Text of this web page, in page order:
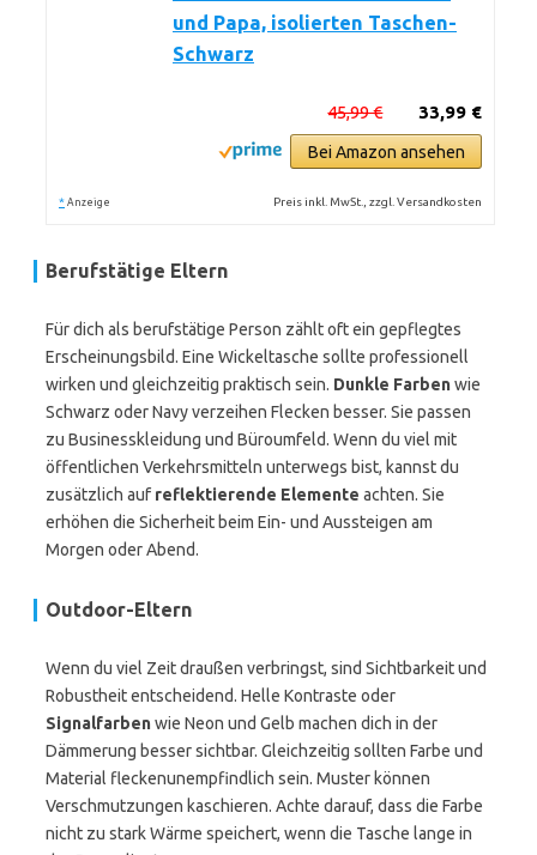
und Papa, isolierten Taschen-
Schwarz
33,99 €
45,99 €
Bei Amazon ansehen
* Anzeige Preis inkl. MwSt., zzgl. Versandkosten
Berufstätige Eltern
Für dich als berufstätige Person zählt oft ein gepflegtes
Erscheinungsbild. Eine Wickeltasche sollte professionell
wirken und gleichzeitig praktisch sein. Dunkle Farbenwie
Schwarz oder Navy verzeihen Flecken besser. Sie passen
zu Businesskleidung und Büroumfeld. Wenn du viel mit
öffentlichen Verkehrsmitteln unterwegs bist, kannst du
zusätzlich auf reflektierende Elemente achten. Sie
erhöhen die Sicherheit beim Ein- und Aussteigen am
Morgen oder Abend.
Outdoor-Eltern
Wenn du viel Zeit draußen verbringst, sind Sichtbarkeit und
Robustheit entscheidend. Helle Kontraste oder
Signalfarbenwie Neon und Gelb machen dich in der
Dämmerung besser sichtbar. Gleichzeitig sollten Farbe und
Material fleckenunempfindlich sein. Muster können
Verschmutzungen kaschieren. Achte darauf, dass die Farbe
nicht zu stark Wärme speichert, wenn die Tasche lange in